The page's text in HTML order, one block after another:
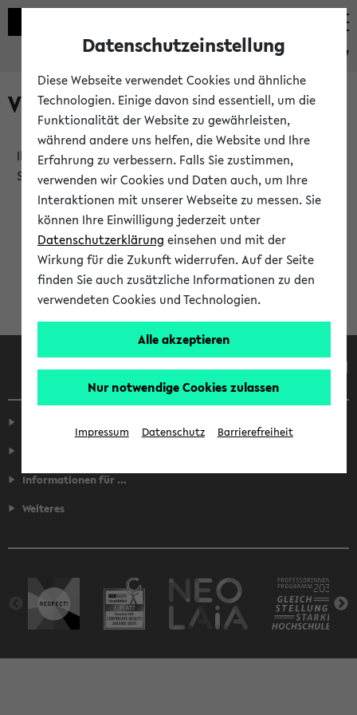
eKVV
Verlauf
Ihr Verlauf ist leer. Er wird sich im Verlauf Ihrer eKVV
Sitzung füllen.
Informationen für ...
Weiteres
Datenschutzeinstellung
Diese Webseite verwendet Cookies und ähnliche
Technologien. Einige davon sind essentiell, um die
Funktionalität der Website zu gewährleisten,
während andere uns helfen, die Website und Ihre
Erfahrung zu verbessern. Falls Sie zustimmen,
verwenden wir Cookies und Daten auch, um Ihre
Interaktionen mit unserer Webseite zu messen. Sie
können Ihre Einwilligung jederzeit unter
Datenschutzerklärung einsehen und mit der
Wirkung für die Zukunft widerrufen. Auf der Seite
finden Sie auch zusätzliche Informationen zu den
verwendeten Cookies und Technologien.
Alle akzeptieren
Nur notwendige Cookies zulassen
Impressum Datenschutz Barrierefreiheit